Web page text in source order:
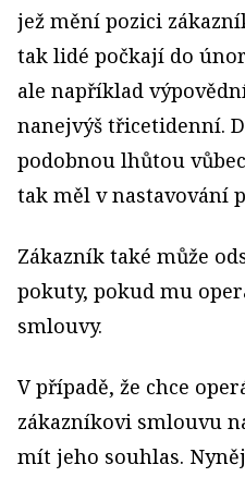
jež mění pozici
tak lidé počkají do
ale například
nanejvýš třicetidenní.
podobnou lhůtou
tak měl v nastavování
Zákazník také může
pokuty, pokud mu
smlouvy.
V případě, že chce
zákazníkovi smlouvu
mít jeho souhlas.